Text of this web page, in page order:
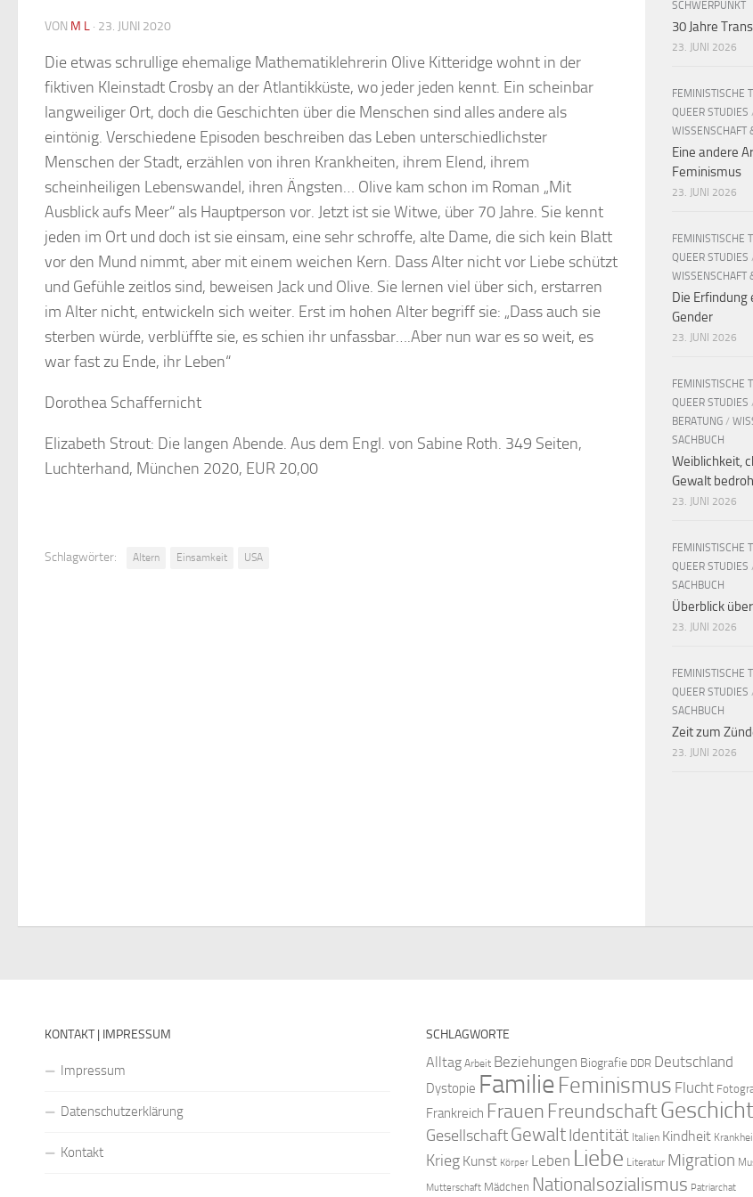
VON M L · 23. JUNI 2020
Die etwas schrullige ehemalige Mathematiklehrerin Olive Kitteridge wohnt in der
fiktiven Kleinstadt Crosby an der Atlantikküste, wo jeder jeden kennt. Ein scheinbar
langweiliger Ort, doch die Geschichten über die Menschen sind alles andere als
eintönig. Verschiedene Episoden beschreiben das Leben unterschiedlichster
Menschen der Stadt, erzählen von ihren Krankheiten, ihrem Elend, ihrem
scheinheiligen Lebenswandel, ihren Ängsten… Olive kam schon im Roman „Mit
Ausblick aufs Meer“ als Hauptperson vor. Jetzt ist sie Witwe, über 70 Jahre. Sie kennt
jeden im Ort und doch ist sie einsam, eine sehr schroffe, alte Dame, die sich kein Blatt
vor den Mund nimmt, aber mit einem weichen Kern. Dass Alter nicht vor Liebe schützt
und Gefühle zeitlos sind, beweisen Jack und Olive. Sie lernen viel über sich, erstarren
im Alter nicht, entwickeln sich weiter. Erst im hohen Alter begriff sie: „Dass auch sie
sterben würde, verblüffte sie, es schien ihr unfassbar….Aber nun war es so weit, es
war fast zu Ende, ihr Leben“
Dorothea Schaffernicht
Elizabeth Strout: Die langen Abende. Aus dem Engl. von Sabine Roth. 349 Seiten,
Luchterhand, München 2020, EUR 20,00
Schlagwörter: Altern Einsamkeit USA
SCHWERPUNKT
30 Jahre
23. JUNI 2026
FEMINISTISCHE
QUEER STUDIES
WISSENSCHAFT
Eine andere
Feminismus
23. JUNI 2026
FEMINISTISCHE
QUEER STUDIES
WISSENSCHAFT
Die Erfindung
Gender
23. JUNI 2026
FEMINISTISCHE
QUEER STUDIES
BERATUNG /
SACHBUCH
Weiblichkeit,
Gewalt
23. JUNI 2026
FEMINISTISCHE
QUEER STUDIES
SACHBUCH
Überblick
23. JUNI 2026
FEMINISTISCHE
QUEER STUDIES
SACHBUCH
Zeit zum
23. JUNI 2026
KONTAKT | IMPRESSUM
Impressum
Datenschutzerklärung
Kontakt
SCHLAGWORTE
Alltag Arbeit Beziehungen Biografie DDR Deutschland
Dystopie FamilieFeminismus Flucht
Frankreich Frauen Freundschaft
GesellschaftGewaltIdentität Italien Kindheit
Krieg Kunst Körper Leben Liebe Literatur Migration
Mutterschaft Mädchen Nationalsozialismus Patriarchat